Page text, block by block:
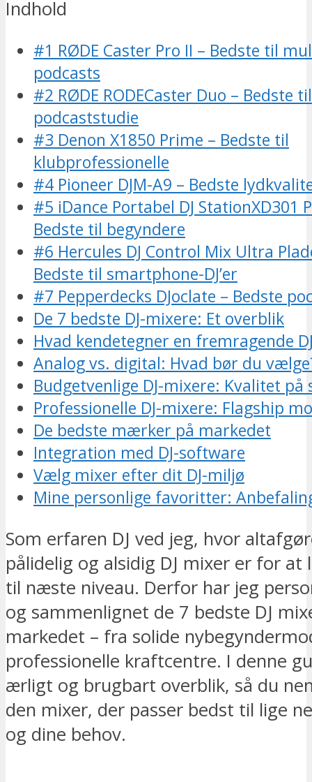
Indhold
#1 RØDE Caster Pro II – Bedste til
podcasts
#2 RØDE RODECaster Duo – Bedste
podcaststudie
#3 Denon X1850 Prime – Bedste til
klubprofessionelle
#4 Pioneer DJM-A9 – Bedste
#5 iDance Portabel DJ StationXD301
Bedste til begyndere
#6 Hercules DJ Control Mix Ultra
Bedste til smartphone-DJ’er
#7 Pepperdecks DJoclate – Bedste
De 7 bedste DJ-mixere: Et overblik
Hvad kendetegner en fremragende
Analog vs. digital: Hvad bør du
Budgetvenlige DJ-mixere: Kvalitet på
Professionelle DJ-mixere: Flagship
De bedste mærker på markedet
Integration med DJ-software
Vælg mixer efter dit DJ-miljø
Mine personlige favoritter:
Som erfaren DJ ved jeg, hvor
pålidelig og alsidig DJ mixer er for at
til næste niveau. Derfor har jeg
og sammenlignet de 7 bedste DJ
markedet – fra solide
professionelle kraftcentre. I denne
ærligt og brugbart overblik, så du
den mixer, der passer bedst til lige
og dine behov.